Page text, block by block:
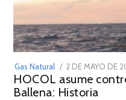
Gas Natural
POSTED
ON
2 DE MAYO DE
HOCOL asume
Ballena: Historia